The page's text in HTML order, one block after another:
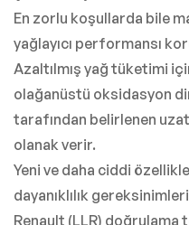
En zorlu koşullarda bile
yağlayıcı performansı
Azaltılmış yağ tüketimi
olağanüstü oksidasyon
tarafından belirlenen
olanak verir.
Yeni ve daha ciddi
dayanıklılık
Renault (LLR) doğrulama